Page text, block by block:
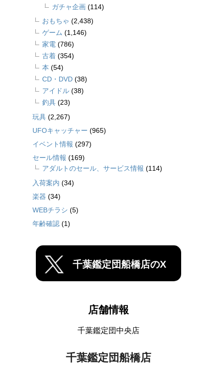
ガチャ企画 (114)
おもちゃ (2,438)
ゲーム (1,146)
家電 (786)
古着 (354)
本 (54)
CD・DVD (38)
アイドル (38)
釣具 (23)
玩具 (2,267)
UFOキャッチャー (965)
イベント情報 (297)
セール情報 (169)
アダルトのセール、サービス情報 (114)
入荷案内 (34)
楽器 (34)
WEBチラシ (5)
年齢確認 (1)
千葉鑑定団船橋店のX
店舗情報
千葉鑑定団中央店
千葉鑑定団船橋店